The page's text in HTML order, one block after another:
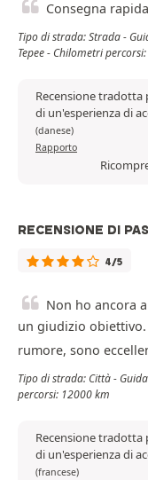
Consegna rapida
Tipo di strada: Strada -
Tepee - Chilometri
Recensione tradotta
di un'esperienza di
(danese)
Rapporto
RECENSIONE DI
4/5
Non ho ancora
un giudizio
rumore, sono
Tipo di strada: Città -
percorsi: 12000 km
Recensione tradotta
di un'esperienza di
(francese)